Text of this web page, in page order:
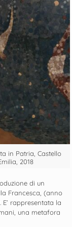
in Patria, Castello
2018
di un
Francesca, (anno
rappresentata la
una metafora